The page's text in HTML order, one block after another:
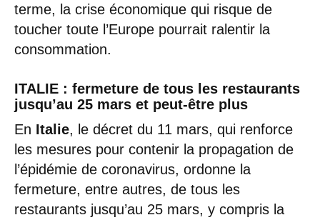
terme, la crise économique qui risque de
toucher toute l’Europe pourrait ralentir la
consommation.
ITALIE : fermeture de tous les restaurants
jusqu’au 25 mars et peut-être plus
En Italie, le décret du 11 mars, qui renforce
les mesures pour contenir la propagation de
l’épidémie de coronavirus, ordonne la
fermeture, entre autres, de tous les
restaurants jusqu’au 25 mars, y compris la